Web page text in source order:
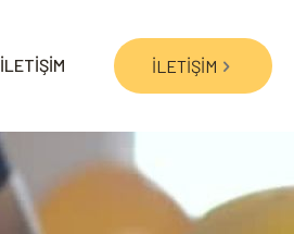
İLETİŞİM İLETİŞİM